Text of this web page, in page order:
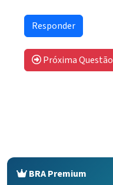
Próxima Questão
BRA Premium